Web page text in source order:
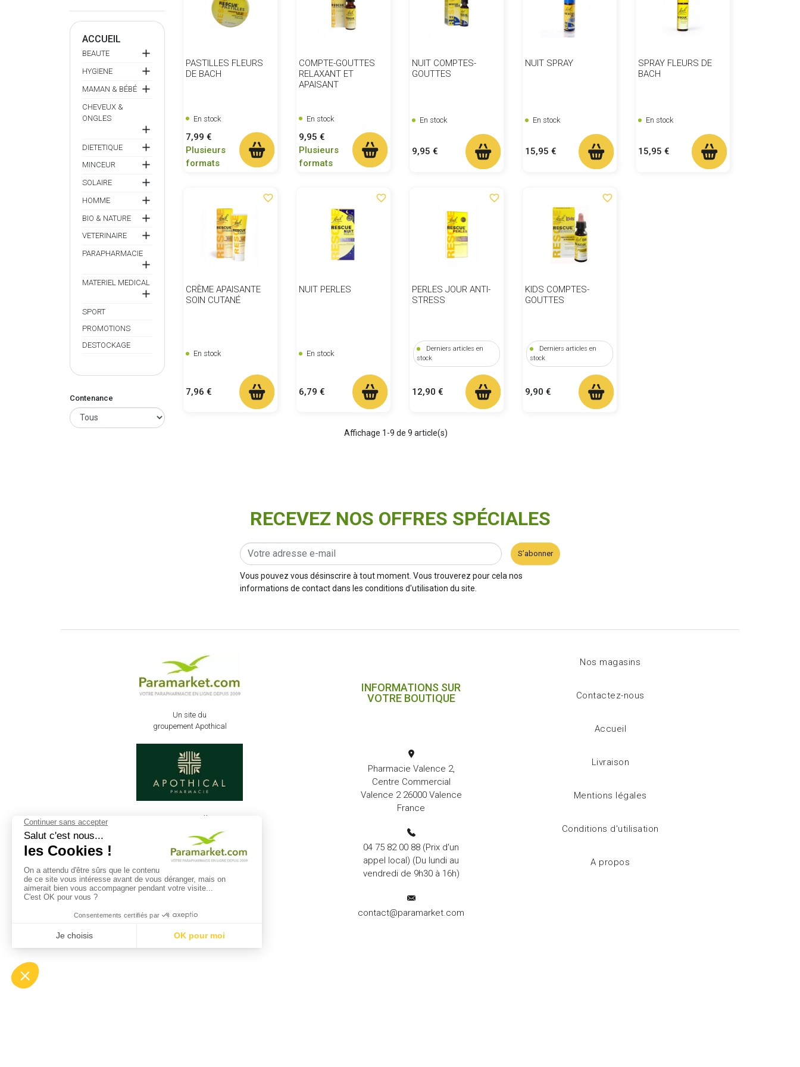
ACCUEIL
BEAUTE 
HYGIENE 
MAMAN & BÉBÉ 
CHEVEUX &
ONGLES

DIETETIQUE 
MINCEUR 
SOLAIRE 
HOMME 
BIO & NATURE 
VETERINAIRE 
PARAPHARMACIE

MATERIEL MEDICAL

SPORT
PROMOTIONS
DESTOCKAGE
Contenance
PASTILLES FLEURS
DE BACH
En stock
Prix
7,99 €
Plusieurs
formats
COMPTE-GOUTTES
RELAXANT ET
APAISANT
En stock
Prix
9,95 €
Plusieurs
formats
NUIT COMPTES-
GOUTTES
En stock
Prix
9,95 €
NUIT SPRAY
En stock
Prix
15,95 €
SPRAY FLEURS DE
BACH
En stock
Prix
15,95 €
favorite_border
CRÈME APAISANTE
SOIN CUTANÉ
En stock
Prix
7,96 €
favorite_border
NUIT PERLES
En stock
Prix
6,79 €
favorite_border
PERLES JOUR ANTI-
STRESS
Derniers articles en
stock
Prix
12,90 €
favorite_border
KIDS COMPTES-
GOUTTES
Derniers articles en
stock
Prix
9,90 €
Affichage 1-9 de 9 article(s)
RECEVEZ NOS OFFRES SPÉCIALES
S’abonner
Vous pouvez vous désinscrire à tout moment. Vous trouverez pour cela nos
informations de contact dans les conditions d'utilisation du site.
Un site du
groupement Apothical
Retrouvez dès
parapharmacie
Paramarket sur les
réseaux sociaux et
profitez de nos conseils
et actuces!
INFORMATIONS SUR
VOTRE BOUTIQUE
Pharmacie Valence 2,
Centre Commercial
Valence 2 26000 Valence
France
04 75 82 00 88 (Prix d'un
appel local) (Du lundi au
vendredi de 9h30 à 16h)
contact@paramarket.com
Nos magasins
Contactez-nous
Accueil
Livraison
Mentions légales
Conditions d'utilisation
A propos